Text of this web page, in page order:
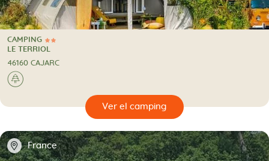
2 Estrellas
CAMPING
CAMPING
LE TERRIOL
46160 CAJARC
🌲
🔍
📍 France